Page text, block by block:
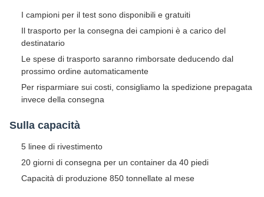
I campioni per il test sono disponibili e gratuiti
Il trasporto per la consegna dei campioni è a carico del
destinatario
Le spese di trasporto saranno rimborsate deducendo dal
prossimo ordine automaticamente
Per risparmiare sui costi, consigliamo la spedizione prepagata
invece della consegna
Sulla capacità
5 linee di rivestimento
20 giorni di consegna per un container da 40 piedi
Capacità di produzione 850 tonnellate al mese